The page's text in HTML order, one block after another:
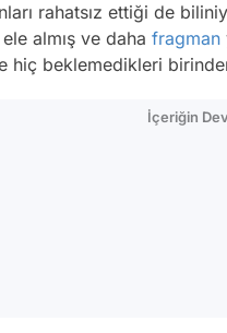
rahatsız ettiği de
almış ve daha fragman
hiç beklemedikleri
İçeriğin